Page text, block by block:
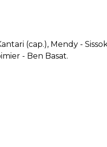
(cap.), Mendy -
- Ben Basat.